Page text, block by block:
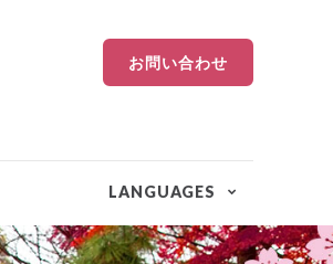
お問い合わせ
LANGUAGES